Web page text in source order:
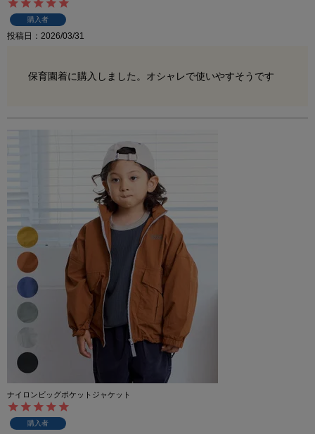
購入者
投稿日 2026/03/31
保育園着に購入しました。オシャレで使いやすそうです
ナイロンビッグポケットジャケット
購入者